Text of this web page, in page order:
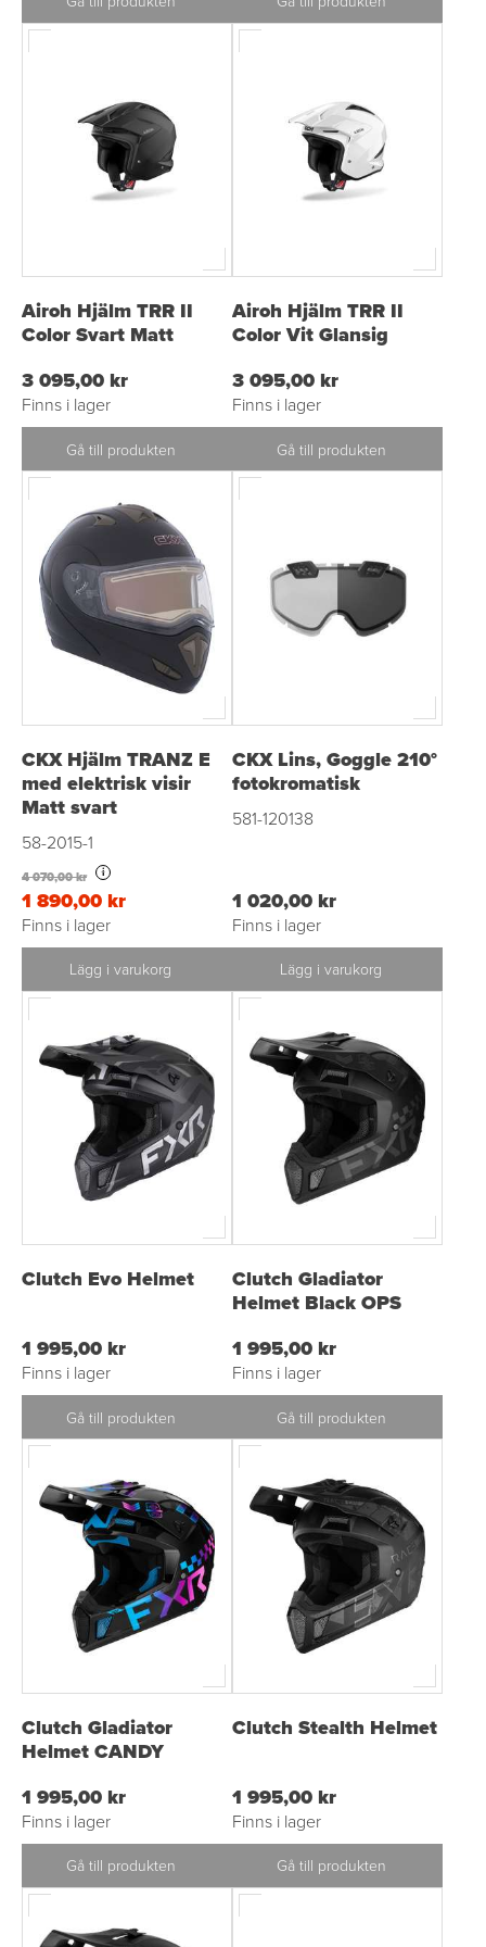
Airoh Hjälm TRR II
Color Svart Matt
3 095,00 kr
Finns i lager
Gå till produkten
Airoh Hjälm TRR II
Color Vit Glansig
3 095,00 kr
Finns i lager
Gå till produkten
CKX Hjälm TRANZ E
med elektrisk visir
Matt svart
58-2015-1
4 070,00 kr i
1 890,00 kr
Finns i lager
Lägg i varukorg
CKX Lins, Goggle 210°
fotokromatisk
581-120138
1 020,00 kr
Finns i lager
Lägg i varukorg
Clutch Evo Helmet
1 995,00 kr
Finns i lager
Gå till produkten
Clutch Gladiator
Helmet Black OPS
1 995,00 kr
Finns i lager
Gå till produkten
Clutch Gladiator
Helmet CANDY
1 995,00 kr
Finns i lager
Gå till produkten
Clutch Stealth Helmet
1 995,00 kr
Finns i lager
Gå till produkten